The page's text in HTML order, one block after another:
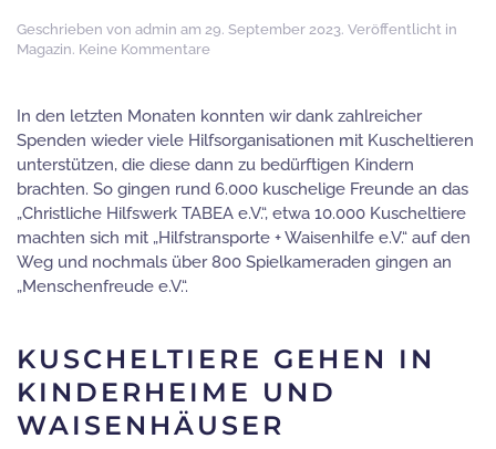
Geschrieben von admin am 29. September 2023. Veröffentlicht in
Magazin. Keine Kommentarezu
16.000
machen
Kinder
glücklich
In den letzten Monaten konnten wir dank zahlreicher
Spenden wieder viele Hilfsorganisationen mit Kuscheltieren
unterstützen, die diese dann zu bedürftigen Kindern
brachten. So gingen rund 6.000 kuschelige Freunde an das
„Christliche Hilfswerk TABEA e.V.“, etwa 10.000 Kuscheltiere
machten sich mit „Hilfstransporte + Waisenhilfe e.V.“ auf den
Weg und nochmals über 800 Spielkameraden gingen an
„Menschenfreude e.V.“.
KUSCHELTIERE GEHEN IN
KINDERHEIME UND
WAISENHÄUSER